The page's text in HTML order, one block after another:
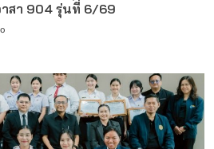
สา 904 รุ่นที่ 6/69